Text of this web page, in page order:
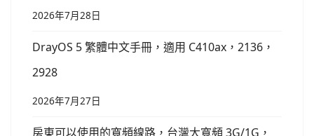
2026年7月28日
DrayOS 5 繁體中文手冊，適用 C410ax，2136，
2928
2026年7月27日
房東可以使用的寬頻線路，台灣大寬頻 3G/1G，